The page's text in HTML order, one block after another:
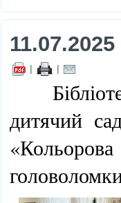
11.07.2025
| |
дитячий